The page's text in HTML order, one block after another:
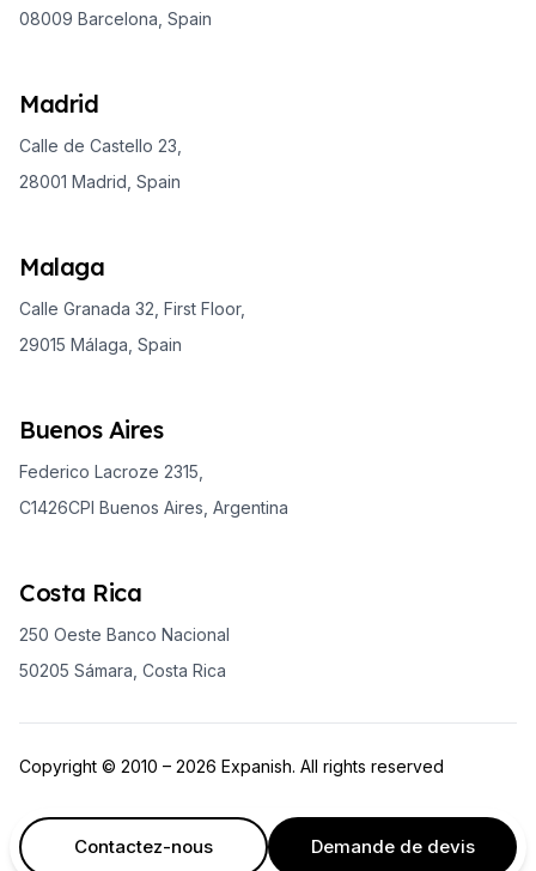
08009 Barcelona, Spain
Madrid
Calle de Castello 23,
28001 Madrid, Spain
Malaga
Calle Granada 32, First Floor,
29015 Málaga, Spain
Buenos Aires
Federico Lacroze 2315,
C1426CPI Buenos Aires, Argentina
Costa Rica
250 Oeste Banco Nacional
50205 Sámara, Costa Rica
Copyright © 2010 – 2026 Expanish. All rights reserved
Contactez-nous Demande de devis